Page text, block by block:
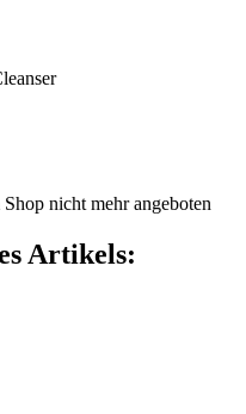
nicht mehr angeboten
Artikels: